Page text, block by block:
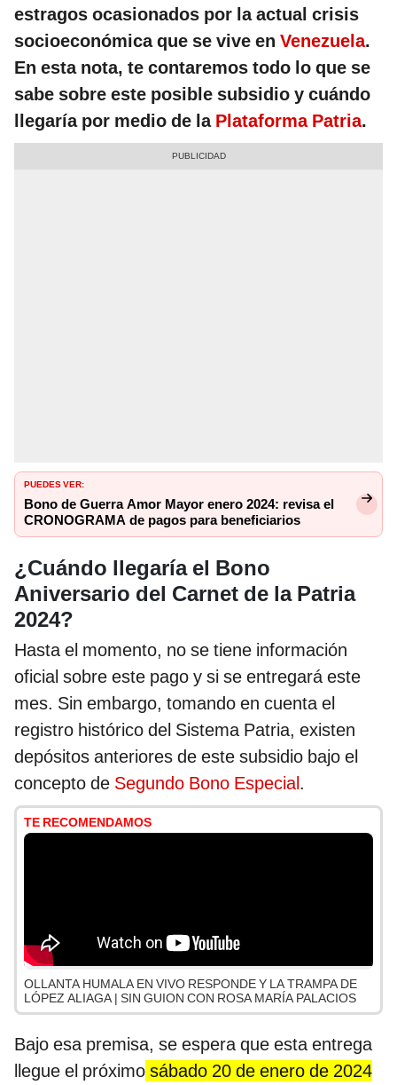
estragos ocasionados por la actual crisis
socioeconómica que se vive en Venezuela.
En esta nota, te contaremos todo lo que se
sabe sobre este posible subsidio y cuándo
llegaría por medio de la Plataforma Patria.
PUEDES VER:
Bono de Guerra Amor Mayor enero 2024: revisa el
CRONOGRAMA de pagos para beneficiarios
¿Cuándo llegaría el Bono
Aniversario del Carnet de la Patria
2024?
Hasta el momento, no se tiene información
oficial sobre este pago y si se entregará este
mes. Sin embargo, tomando en cuenta el
registro histórico del Sistema Patria, existen
depósitos anteriores de este subsidio bajo el
concepto de Segundo Bono Especial.
TE RECOMENDAMOS
OLLANTA HUMALA EN VIVO RESPONDE Y LA TRAMPA DE
LÓPEZ ALIAGA | SIN GUION CON ROSA MARÍA PALACIOS
Bajo esa premisa, se espera que esta entrega
llegue el próximo sábado 20 de enero de 2024